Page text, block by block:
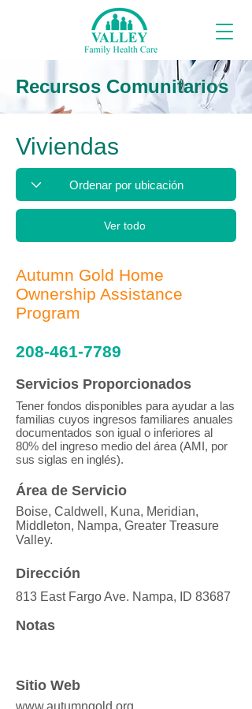
Recursos Comunitarios
Viviendas
Ver todo
Autumn Gold Home
Ownership Assistance
Program
208-461-7789
Servicios Proporcionados
Tener fondos disponibles para ayudar a las
familias cuyos ingresos familiares anuales
documentados son igual o inferiores al
80% del ingreso medio del área (AMI, por
sus siglas en inglés).
Área de Servicio
Boise, Caldwell, Kuna, Meridian,
Middleton, Nampa, Greater Treasure
Valley.
Dirección
813 East Fargo Ave. Nampa, ID 83687
Notas
Sitio Web
www.autumngold.org